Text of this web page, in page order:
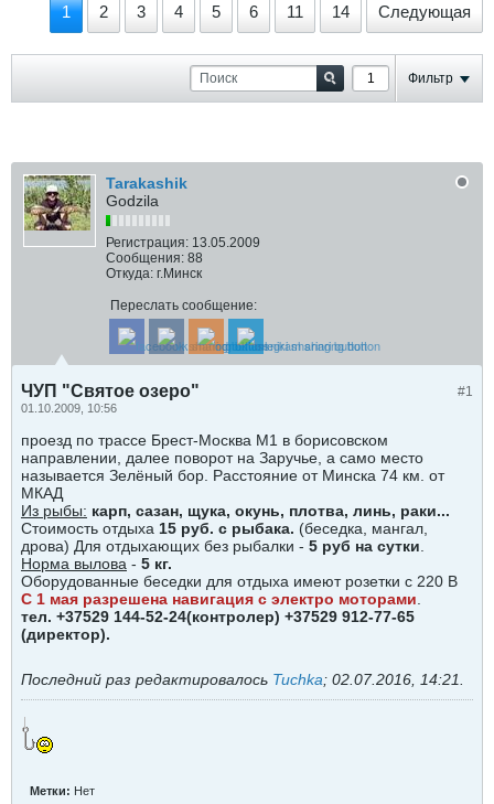
1 2 3 4 5 6 11 14 Следующая
Фильтр
Tarakashik
Godzila
Регистрация: 13.05.2009
Сообщения: 88
Откуда: г.Минск
Переслать сообщение:
#1
ЧУП "Святое озеро"
01.10.2009, 10:56
проезд по трассе Брест-Москва М1 в борисовском
направлении, далее поворот на Заручье, а само место
называется Зелёный бор. Расстояние от Минска 74 км. от
МКАД
Из рыбы: карп, сазан, щука, окунь, плотва, линь, раки...
Стоимость отдыха 15 руб. с рыбака. (беседка, мангал,
дрова) Для отдыхающих без рыбалки - 5 руб на сутки
Норма вылова - 5 кг.
Оборудованные беседки для отдыха имеют розетки с 220 В
С 1 мая разрешена навигация с электро моторами
тел. +37529 144-52-24(контролер) +37529 912-77-65
(директор).
Последний раз редактировалось Tuchka; 02.07.2016, 14:21
Метки: Нет